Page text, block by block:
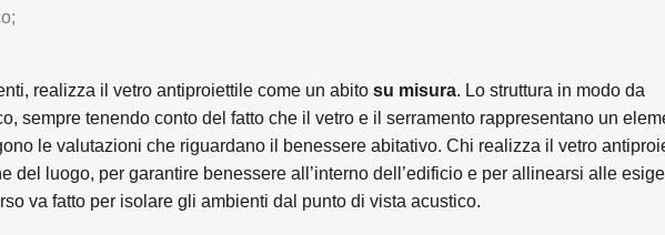
realizza il vetro antiproiettile come un abito su misura. Lo struttura in modo da
sempre tenendo conto del fatto che il vetro e il serramento rappresentano un
le valutazioni che riguardano il benessere abitativo. Chi realizza il vetro
del luogo, per garantire benessere all’interno dell’edificio e per allinearsi alle
va fatto per isolare gli ambienti dal punto di vista acustico.